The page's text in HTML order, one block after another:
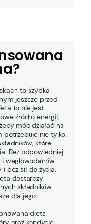
to szybka
jeszcze przed
to nie jest
źródło energii,
móc działać na
potrzebuje nie tylko
które
Bez odpowiedniej
i węglowodanów
bez sił do życia.
dostarczy
składników
dla jego
dieta
oraz kondycję